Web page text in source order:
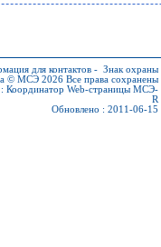
для контактов - Знак охраны
© МСЭ 2026 Все права сохранены
Координатор Web-страницы МСЭ-
R
Обновлено : 2011-06-15